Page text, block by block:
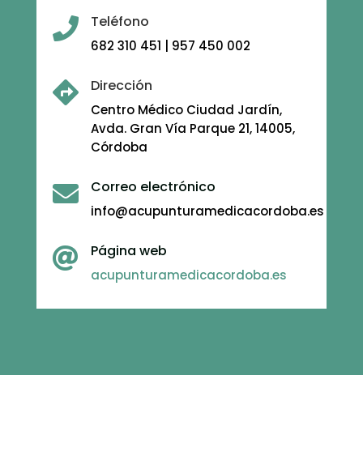
 Teléfono
682 310 451 | 957 450 002
 Dirección
Centro Médico Ciudad Jardín,
Avda. Gran Vía Parque 21, 14005,
Córdoba
 Correo electrónico
info@acupunturamedicacordoba.es
 Página web
acupunturamedicacordoba.es